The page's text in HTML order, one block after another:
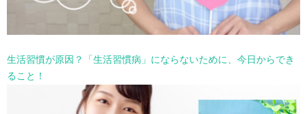
生活習慣が原因？「生活習慣病」にならないために、今日からでき
ること！